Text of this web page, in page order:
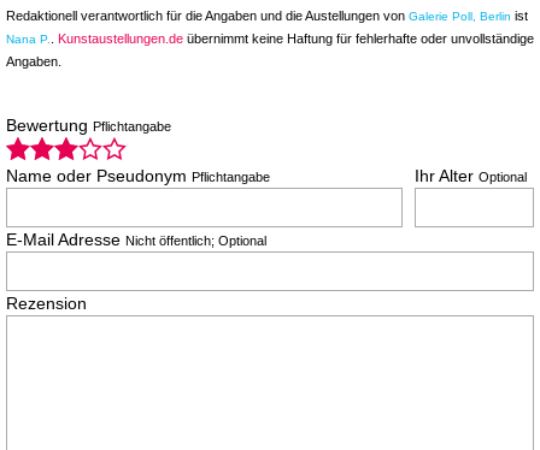
Redaktionell verantwortlich für die Angaben und die Austellungen von Galerie Poll, Berlin ist
Nana P. Kunstaustellungen.de übernimmt keine Haftung für fehlerhafte oder unvollständige
Angaben.
Bewertung Pflichtangabe
Name oder Pseudonym Pflichtangabe Ihr Alter Optional
E-Mail Adresse Nicht öffentlich; Optional
Rezension